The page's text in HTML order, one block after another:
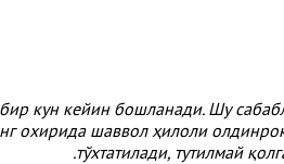
кун кейин бошланади. Шу
охирида шаввол ҳилоли
тўхтатилади, тутилмай